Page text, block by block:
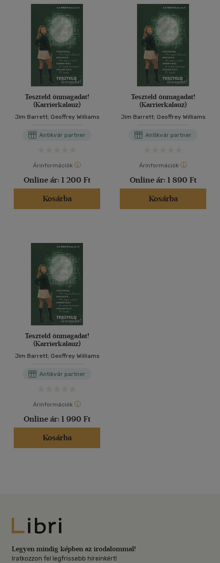
Teszteld önmagadat!
(Karrierkalauz)
Jim Barrett; Geoffrey Williams
Antikvár partner
Árinformációk
Online ár: 1 200 Ft
Kosárba
Teszteld önmagadat!
(Karrierkalauz)
Jim Barrett; Geoffrey Williams
Antikvár partner
Árinformációk
Online ár: 1 890 Ft
Kosárba
Teszteld önmagadat!
(Karrierkalauz)
Jim Barrett; Geoffrey Williams
Antikvár partner
Árinformációk
Online ár: 1 990 Ft
Kosárba
Libri
Legyen mindig képben az irodalommal!
Iratkozzon fel legfrissebb híreinkért!